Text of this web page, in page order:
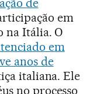
em
na Itália. O
em
anos de
italiana. Ele
no processo